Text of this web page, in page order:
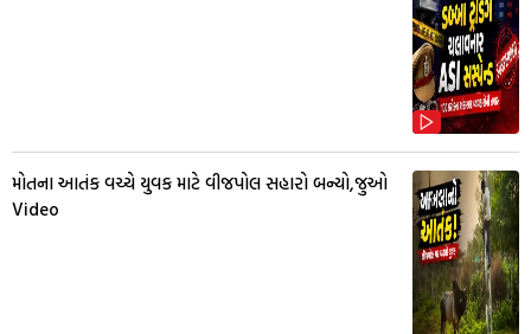
મોતના આતંક વચ્ચે યુવક માટે વીજપોલ સહારો બન્યો,જુઓ
Video